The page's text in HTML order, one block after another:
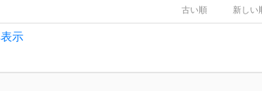
新しい
古い順
示